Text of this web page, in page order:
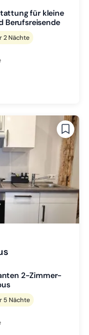
für kleine
Berufsreisende
2 Nächte
1 wechseln
2 wechseln
3 wechseln
2-Zimmer-
5 Nächte